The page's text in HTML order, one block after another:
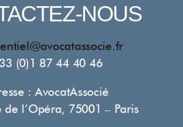
NOUS
(0)1 87 44 40 46
: AvocatAssocié
de l’Opéra, 75001 – Paris